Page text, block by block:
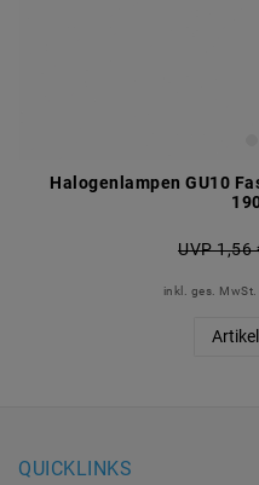
Halogenlampen GU10
UVP 1,56
inkl. ges. MwSt.
QUICKLINKS